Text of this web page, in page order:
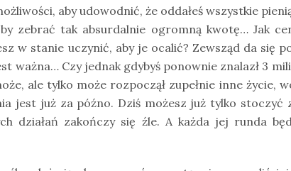
aby udowodnić, że oddałeś wszystkie
zebrać tak absurdalnie ogromną kwotę… Jak
w stanie uczynić, aby je ocalić? Zewsząd da się
ważna… Czy jednak gdybyś ponownie znalazł 3
ale tylko może rozpoczął zupełnie inne życie,
jest już za późno. Dziś możesz już tylko stoczyć
działań zakończy się źle. A każda jej runda